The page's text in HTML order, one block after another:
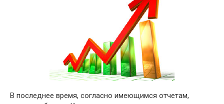
В последнее время, согласно имеющимся отчетам,